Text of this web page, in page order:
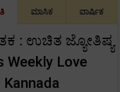
ಮಾಸಿಕ ವಾರ್ಷಿಕ
: ಉಚಿತ ಜ್ಯೋತಿಷ್ಯ
Weekly Love